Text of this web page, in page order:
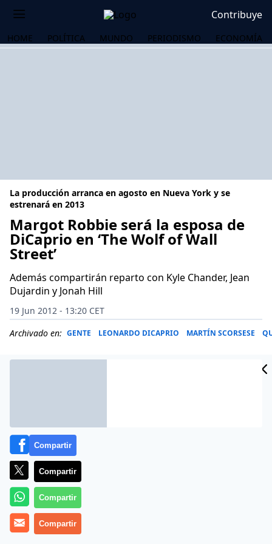
Contribuye
HOME POLÍTICA MUNDO PERIODISMO ECONOMÍA
La producción arranca en agosto en Nueva York y se
estrenará en 2013
Margot Robbie será la esposa de
DiCaprio en ‘The Wolf of Wall
Street’
Además compartirán reparto con Kyle Chander, Jean
Dujardin y Jonah Hill
19 Jun 2012 - 13:20 CET
Archivado en: GENTE LEONARDO DICAPRIO MARTÍN SCORSESE
Margot Robbie será la protagonista femenina de ‘The
Compartir
Compartir
Compartir
Compartir